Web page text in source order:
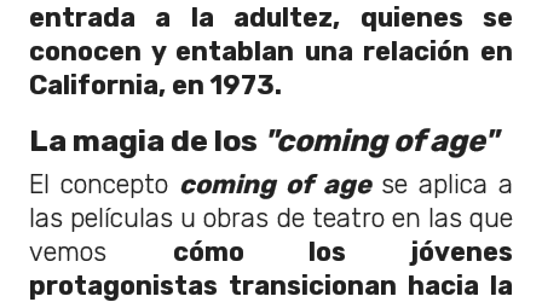
entrada a la adultez, quienes se
conocen y entablan una relación en
California, en 1973.
La magia de los "coming of age"
El concepto coming of age se aplica a
las películas u obras de teatro en las que
vemos cómo los jóvenes
protagonistas transicionan hacia la